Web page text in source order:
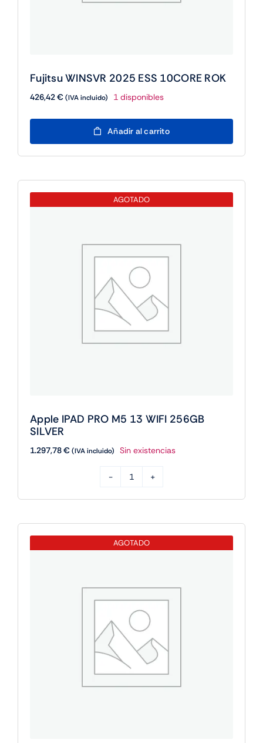
Fujitsu WINSVR 2025 ESS 10CORE ROK
426,42€(IVA incluido) 1 disponibles
Fujitsu
WINSVR
10CORE
ROK
Añadir al carrito
AGOTADO
Apple IPAD PRO M5 13 WIFI 256GB
SILVER
1.297,78€(IVA incluido) Sin existencias
IPAD
13
cantidad
AGOTADO